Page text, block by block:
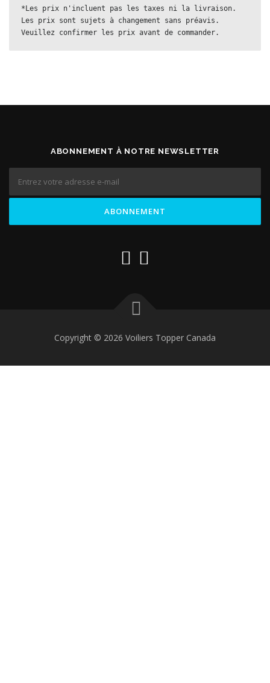
*Les prix n'incluent pas les taxes ni la livraison.
Les prix sont sujets à changement sans préavis.
Veuillez confirmer les prix avant de commander.
ABONNEMENT À NOTRE NEWSLETTER
Copyright © 2026 Voiliers Topper Canada